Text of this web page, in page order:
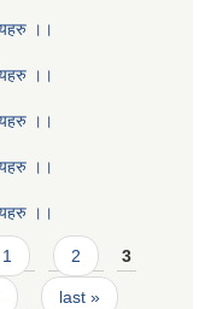
।।
।।
।।
।।
।।
1 2 3
last »